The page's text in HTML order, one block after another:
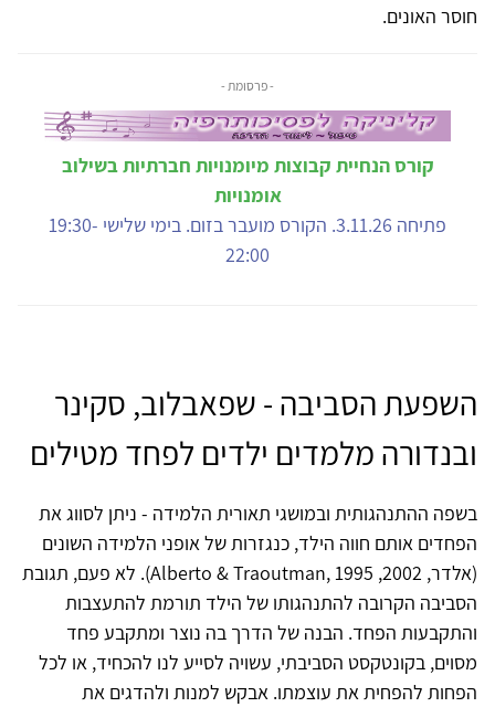
חוסר האונים.
- פרסומת -
קורס הנחיית קבוצות מיומנויות חברתיות בשילוב
אומנויות
פתיחה 3.11.26. הקורס מועבר בזום. בימי שלישי 19:30-
22:00
השפעת הסביבה - שפאבלוב, סקינר
ובנדורה מלמדים ילדים לפחד מטילים
בשפה ההתנהגותית ובמושגי תאורית הלמידה - ניתן לסווג את
הפחדים אותם חווה הילד, כנגזרות של אופני הלמידה השונים
(אלדר, 2002, Alberto & Traoutman, 1995). לא פעם, תגובת
הסביבה הקרובה להתנהגותו של הילד תורמת להתעצבות
והתקבעות הפחד. הבנה של הדרך בה נוצר ומתקבע פחד
מסוים, בקונטקסט הסביבתי, עשויה לסייע לנו להכחיד, או לכל
הפחות להפחית את עוצמתו. אבקש למנות ולהדגים את